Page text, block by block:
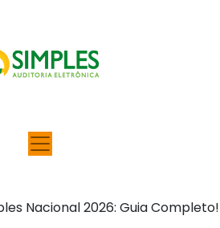
Nacional 2026: Guia Completo!